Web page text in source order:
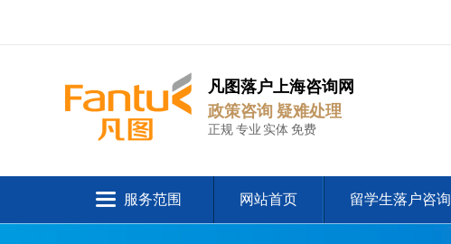
凡图落户上海咨询网
政策咨询 疑难处理
正规 专业 实体 免费
服务范围 网站首页 留学生落户咨询